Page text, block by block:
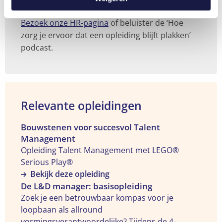
Zin in meer?
Bezoek onze HR-pagina of beluister de ‘Hoe
zorg je ervoor dat een opleiding blijft plakken’
podcast.
Relevante opleidingen
Bouwstenen voor succesvol Talent
Management
Opleiding Talent Management met LEGO®
Serious Play®
Bekijk deze opleiding
Bekijk
de
opleiding
"Bouwstenen
voor
succesvol
Talent
Management"
De L&D manager: basisopleiding
Zoek je een betrouwbaar kompas voor je
loopbaan als allround
Bekijk
de
opleiding